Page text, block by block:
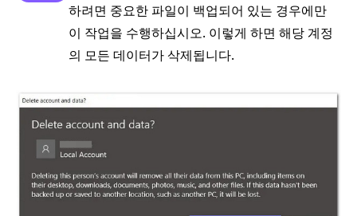
하려면 중요한 파일이 백업되어 있는 경우에만
이 작업을 수행하십시오. 이렇게 하면 해당 계정
의 모든 데이터가 삭제됩니다.